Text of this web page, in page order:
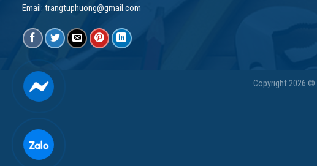
Email: trangtuphuong@gmail.com
Copyright 2026 ©